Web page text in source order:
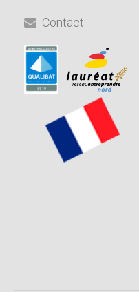
Contact